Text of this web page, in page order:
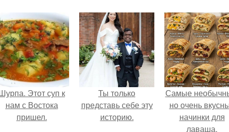
Этот суп к
нам с Востока
пришел.
Ты только
представь себе эту
историю.
Самые
но очень
начинки для
лаваша.